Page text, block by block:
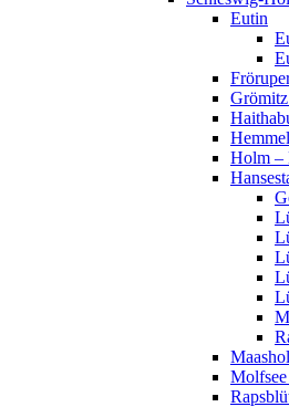
Eutin
Holm –